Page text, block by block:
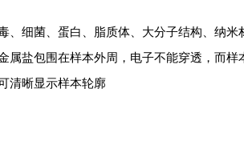
、细菌、蛋白、脂质体、大分子结构、纳
属盐包围在样本外周，电子不能穿透，而
清晰显示样本轮廓